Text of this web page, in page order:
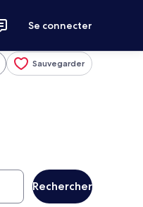
Se connecter
Sauvegarder
Rechercher